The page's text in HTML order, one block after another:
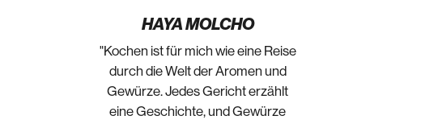
HAYA MOLCHO
"Kochen ist für mich wie eine Reise
durch die Welt der Aromen und
Gewürze. Jedes Gericht erzählt
eine Geschichte, und Gewürze